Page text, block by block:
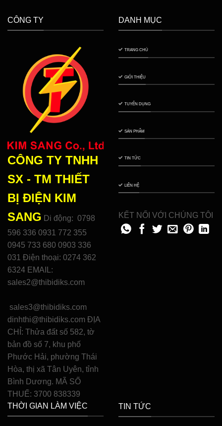
CÔNG TY
CÔNG TY TNHH
SX - TM THIẾT
BỊ ĐIỆN KIM
SANG Di động: 0798
596 336 0931 772 355
0945 733 680 0903 336
031 Điện thoại: 0274 362
6324 EMAIL:
sales2@thibidiks.com
sales3@thibidiks.com
dinhthi@thibidiks.com ĐỊA
CHỈ: Thửa đất số 582, tờ
bản đồ số 7, khu phố
Phước Hải, phường Thái
Hòa, thị xã Tân Uyên, tỉnh
Bình Dương. MÃ SỐ
THUẾ: 3700 838339
DANH MỤC
TRANG CHỦ
GIỚI THIỆU
TUYỂN DỤNG
SẢN PHẨM
TIN TỨC
LIÊN HỆ
KẾT NỐI VỚI CHÚNG TÔI
THỜI GIAN LÀM VIỆC TIN TỨC